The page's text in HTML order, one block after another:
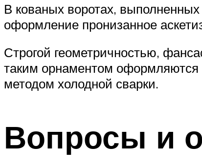
В кованых воротах,
оформление пронизанное
Строгой геометричностью,
таким орнаментом оформляются
методом холодной сварки.
Вопросы и